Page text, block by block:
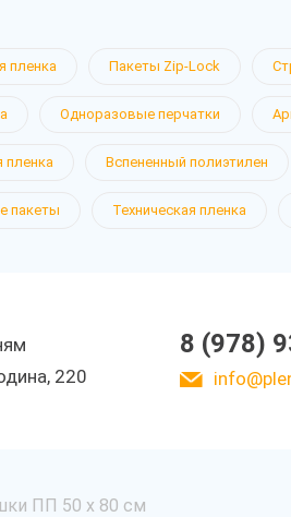
пленка Пакеты Zip-Lock
Одноразовые перчатки
пленка Вспененный полиэтилен
пакеты Техническая пленка
220
8 (978)
ПП 50 х 80 см